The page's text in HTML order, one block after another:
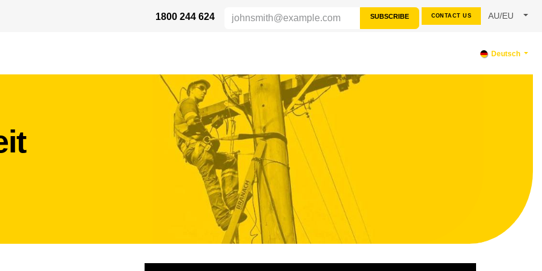
1800 244 624
SUBSCRIBE CONTACT US AU/EU
Deutsch